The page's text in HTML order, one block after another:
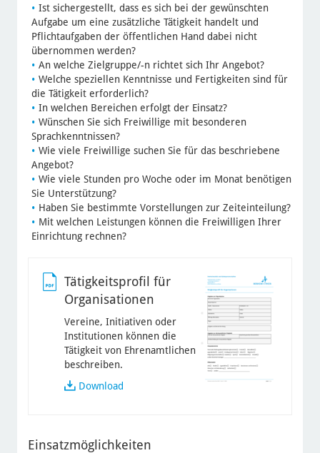
Ist sichergestellt, dass es sich bei der gewünschten
Aufgabe um eine zusätzliche Tätigkeit handelt und
Pflichtaufgaben der öffentlichen Hand dabei nicht
übernommen werden?
An welche Zielgruppe/-n richtet sich Ihr Angebot?
Welche speziellen Kenntnisse und Fertigkeiten sind für
die Tätigkeit erforderlich?
In welchen Bereichen erfolgt der Einsatz?
Wünschen Sie sich Freiwillige mit besonderen
Sprachkenntnissen?
Wie viele Freiwillige suchen Sie für das beschriebene
Angebot?
Wie viele Stunden pro Woche oder im Monat benötigen
Sie Unterstützung?
Haben Sie bestimmte Vorstellungen zur Zeiteinteilung?
Mit welchen Leistungen können die Freiwilligen Ihrer
Einrichtung rechnen?
Tätigkeitsprofil für
Organisationen
Vereine, Initiativen oder
Institutionen können die
Tätigkeit von Ehrenamtlichen
beschreiben.
DownloadTätigkeitsprofil
Einsatzmöglichkeiten